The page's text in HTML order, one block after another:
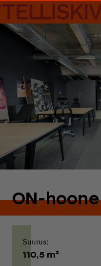
ON-
Suurus:
110,5 m²